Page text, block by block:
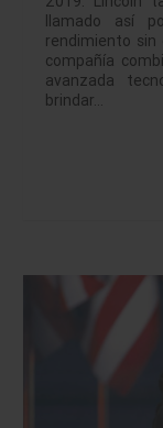
llamado así
rendimiento
compañía
avanzada
brindar…